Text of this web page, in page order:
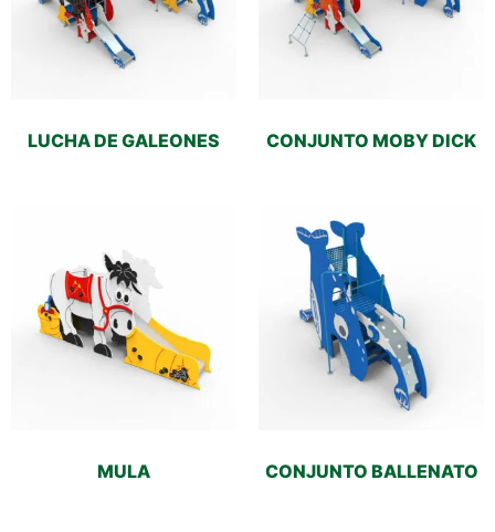
LUCHA DE GALEONES CONJUNTO MOBY DICK
MULA CONJUNTO BALLENATO